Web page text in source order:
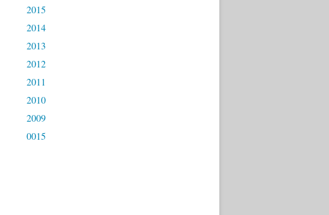
2015
2014
2013
2012
2011
2010
2009
0015